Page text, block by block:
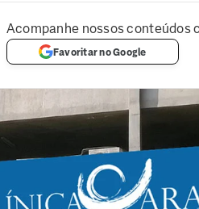
Acompanhe nossos conteúdos
Favoritar no Google